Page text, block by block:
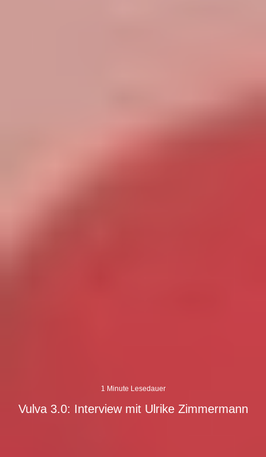
1 Minute Lesedauer
Vulva 3.0: Interview mit Ulrike Zimmermann